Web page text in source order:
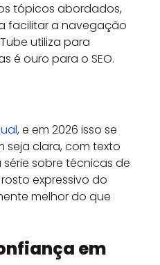
tópicos abordados,
facilitar a navegação
utiliza para
é ouro para o SEO.
, e em 2026 isso se
seja clara, com texto
sobre técnicas de
expressivo do
melhor do que
em